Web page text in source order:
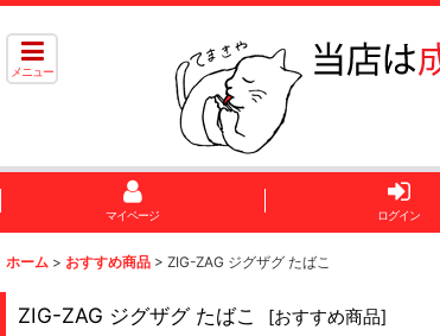
メニュー
マイページ ログイン
ホーム > おすすめ商品 > ZIG-ZAG ジグザグ たばこ
ZIG-ZAG ジグザグ たばこ [おすすめ商品]